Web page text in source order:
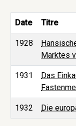
Date Titre
1928
Marktes
1931
Das
1932 Die